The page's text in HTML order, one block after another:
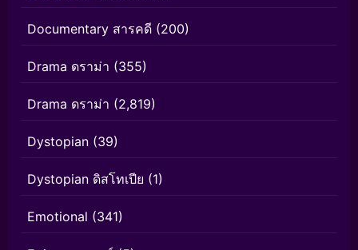
Documentary สารคดี (200)
Drama ดราม่า (355)
Drama ดราม่า (2,819)
Dystopian (39)
Dystopian ดิสโทเปีย (1)
Emotional (341)